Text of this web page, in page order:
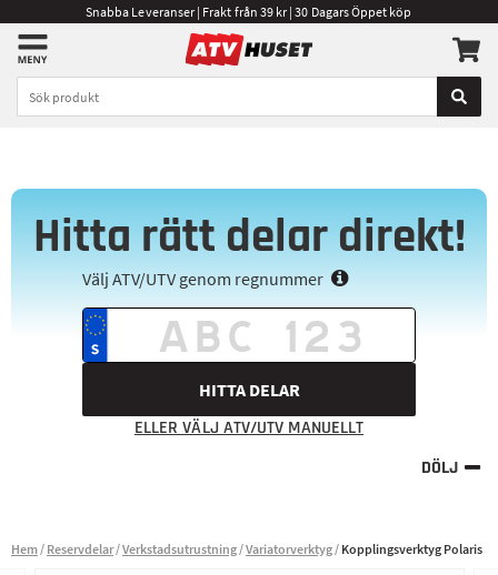
Snabba Leveranser | Frakt från 39 kr | 30 Dagars Öppet köp
Hitta rätt delar direkt!
Välj ATV/UTV genom regnummer
HITTA DELAR
ELLER VÄLJ ATV/UTV MANUELLT
DÖLJ
Hem Reservdelar Verkstadsutrustning Variatorverktyg Kopplingsverktyg Polaris